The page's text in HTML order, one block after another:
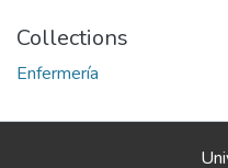
Collections
Enfermería